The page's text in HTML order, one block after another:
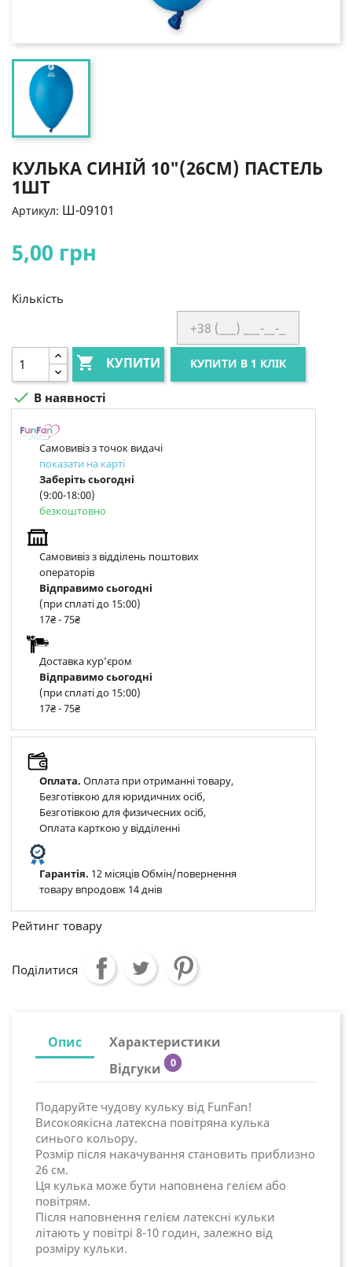
КУЛЬКА СИНІЙ 10"(26СМ) ПАСТЕЛЬ
1ШТ
Артикул: Ш-09101
5,00 грн
Кількість
 КУПИТИ КУПИТИ В 1 КЛІК
 В наявності
Самовивіз з точок видачі
показати на карті
Заберіть сьогодні
(9:00-18:00)
безкоштовно
Самовивіз з відділень поштових
операторів
Відправимо сьогодні
(при сплаті до 15:00)
17₴ - 75₴
Доставка курʼєром
Відправимо сьогодні
(при сплаті до 15:00)
17₴ - 75₴
Оплата. Оплата при отриманні товару,
Безготівкою для юридичних осіб,
Безготівкою для физичесних осіб,
Оплата карткою у відділенні
Гарантія. 12 місяців Обмін/повернення
товару впродовж 14 днів
Рейтинг товару
Поділитися
Опис
Характеристики
Відгуки
0
Подаруйте чудову кульку від FunFan!
Високоякісна латексна повітряна кулька
синього кольору.
Розмір після накачування становить приблизно
26 см.
Ця кулька може бути наповнена гелієм або
повітрям.
Після наповнення гелієм латексні кульки
літають у повітрі 8-10 годин, залежно від
розміру кульки.